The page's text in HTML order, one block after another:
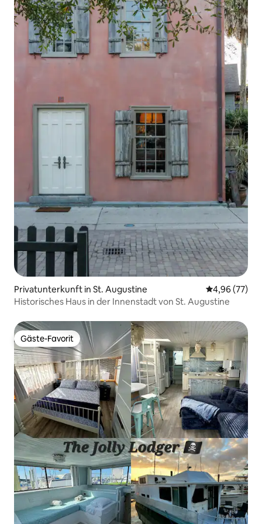
Privatunterkunft in St. Augustine
4,96 (77)
Historisches Haus in der Innenstadt von St. Augustine
Gäste-Favorit
Gäste-Favorit